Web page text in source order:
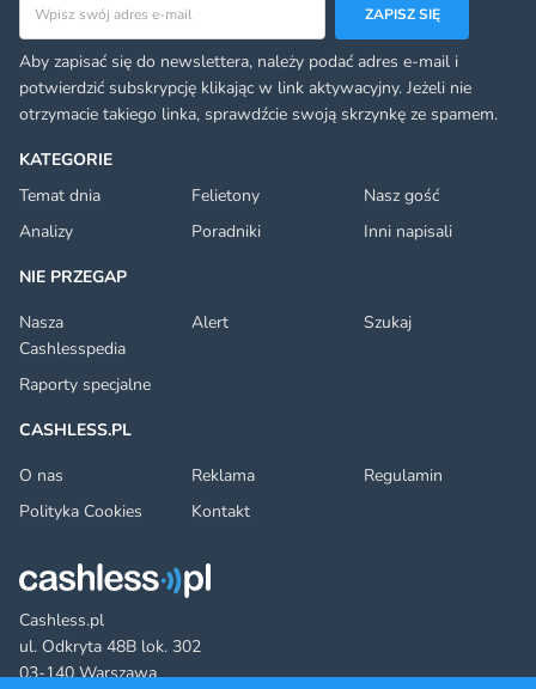
Cashless.pl
ul. Odkryta 48B lok. 302
03-140 Warszawa
KATEGORIE
Temat dnia
Felietony
Nasz gość
Analizy
Poradniki
Inni napisali
NIE PRZEGAP
Nasza
Cashlesspedia
Alert Szukaj
Raporty specjalne
CASHLESS.PL
O nas
Reklama
Regulamin
Polityka Cookies
Kontakt
ZAPISZ SIĘ
Aby zapisać się do newslettera, należy podać adres e-mail i
potwierdzić subskrypcję klikając w link aktywacyjny. Jeżeli nie
otrzymacie takiego linka, sprawdźcie swoją skrzynkę ze spamem.